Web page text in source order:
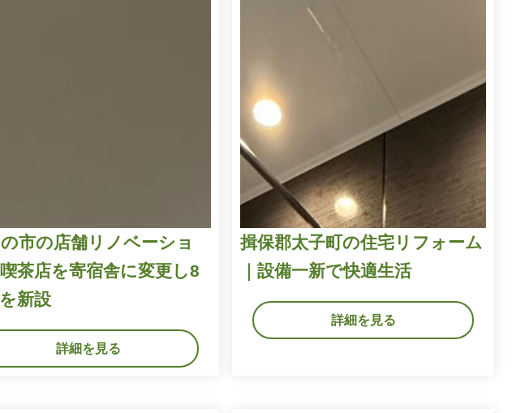
市の店舗リノベーショ
茶店を寄宿舎に変更し8
新設
詳細を見る
揖保郡太子町の住宅リフォーム
｜設備一新で快適生活
詳細を見る